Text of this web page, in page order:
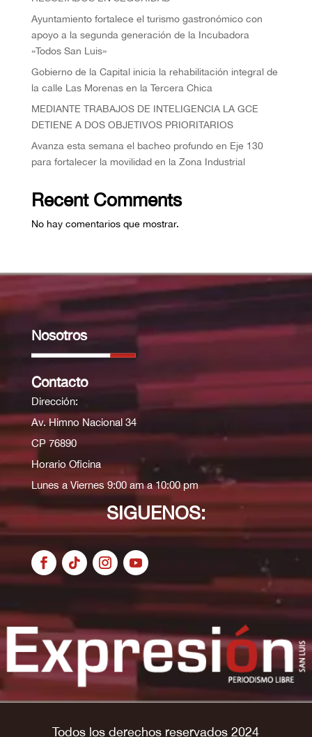
Ayuntamiento fortalece el turismo gastronómico con
apoyo a la segunda generación de la Incubadora
«Todos San Luis»
Gobierno de la Capital inicia la rehabilitación integral de
la calle Las Morenas en la Tercera Chica
MEDIANTE TRABAJOS DE INTELIGENCIA LA GCE
DETIENE A DOS OBJETIVOS PRIORITARIOS
Avanza esta semana el bacheo profundo en Eje 130
para fortalecer la movilidad en la Zona Industrial
Recent Comments
No hay comentarios que mostrar.
Nosotros
Contacto
Dirección:
Av. Himno Nacional 34
CP 76890
Horario Oficina
Lunes a Viernes 9:00 am a 10:00 pm
SIGUENOS:
Todos los derechos reservados 2024